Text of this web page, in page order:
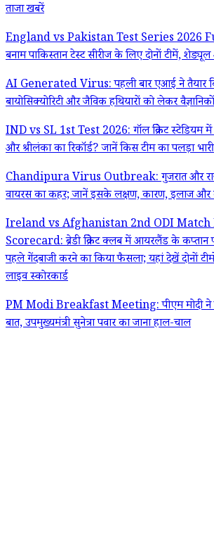
ताजा खबरें
England vs Pakistan Test Series 2026
बनाम पाकिस्तान टेस्ट सीरीज के लिए दोनों टीमें,
AI Generated Virus: पहली बार एआई ने तैयार
बायोसिक्योरिटी और जैविक हथियारों को लेकर
IND vs SL 1st Test 2026: गॉल क्रिकेट स्टेडियम में
और श्रीलंका का रिकॉर्ड? जानें किस टीम का पलड़ा भारी
Chandipura Virus Outbreak: गुजरात और
वायरस का कहर; जानें इसके लक्षण, कारण, इलाज और
Ireland vs Afghanistan 2nd ODI Match
Scorecard: ब्रेडी क्रिकेट क्लब में आयरलैंड के कप्तान
पहले गेंदबाजी करने का किया फैसला; यहां देखें दोनों
लाइव स्कोरकार्ड
PM Modi Breakfast Meeting: पीएम मोदी ने
बात, उपमुख्यमंत्री सुनेत्रा पवार का जाना हाल-चाल